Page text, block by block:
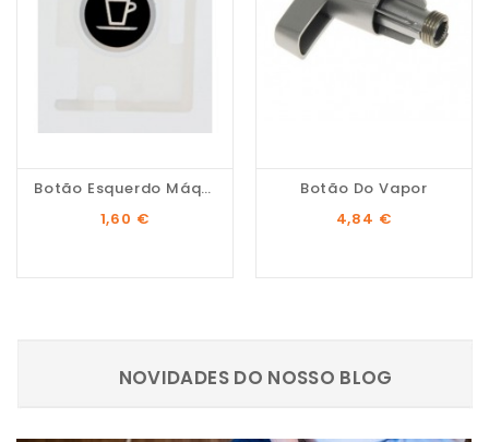
Botão Esquerdo Máquina...
Preço
1,60 €
Botão Do Vapor
Preço
4,84 €
NOVIDADES DO NOSSO BLOG